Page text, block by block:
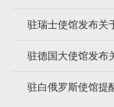
驻瑞士使馆发布关
驻德国大使馆发布
驻白俄罗斯使馆提